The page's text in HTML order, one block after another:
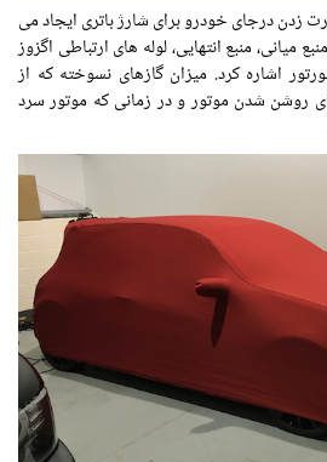
زدن درجای خودرو برای شارژ باتری ایجاد می
منبع انتهایی، لوله های ارتباطی اگزوز
اشاره کرد. میزان گازهای نسوخته که از
روشن شدن موتور و در زمانی که موتور سرد